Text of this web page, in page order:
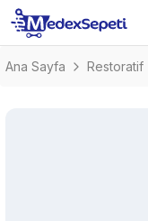
Ana Sayfa Restoratif